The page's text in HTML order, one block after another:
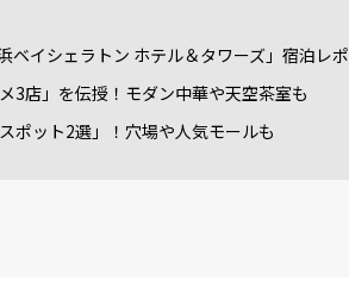
ベイシェラトン ホテル＆タワーズ」宿泊レポ
3店」を伝授！モダン中華や天空茶室も
ポット2選」！穴場や人気モールも